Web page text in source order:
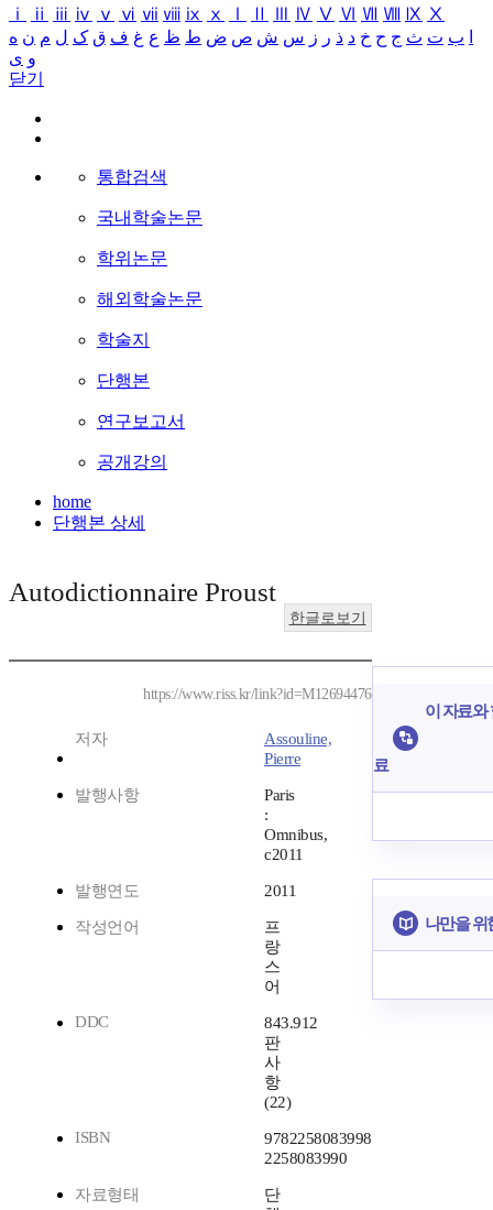
ⅰ
ⅱ ⅲ ⅳ ⅴ ⅵ ⅶ ⅷ ⅸ ⅹ Ⅳ Ⅴ Ⅵ Ⅶ Ⅷ Ⅸ Ⅹ
ب ت ث ج ح خ د ذ ر ز س ش ص ض ط ظ ع غ ف ق ک ل م ن ه
و ی
닫기
통합검색
국내학술논문
학위논문
해외학술논문
학술지
단행본
연구보고서
공개강의
home
단행본 상세
Autodictionnaire Proust
한글로보기
https://www.riss.kr/link?id=M12694476
저자
Assouline,
Pierre
발행사항
Paris
:
Omnibus,
c2011
발행연도 2011
작성언어
프
랑
스
어
DDC
843.912
판
사
항
(22)
ISBN
9782258083998
2258083990
자료형태
단
이 자료와
료
나만을 위